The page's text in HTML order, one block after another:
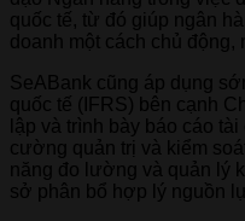
quốc tế, từ đó giúp ngân
doanh một cách chủ động,
SeABank cũng áp dụng
quốc tế (IFRS) bên cạnh
lập và trình bày báo cáo
cường quản trị và kiểm
năng đo lường và quản lý
sở phân bổ hợp lý nguồn